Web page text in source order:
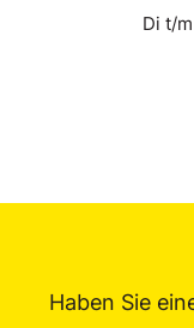
Di t/
Haben Sie